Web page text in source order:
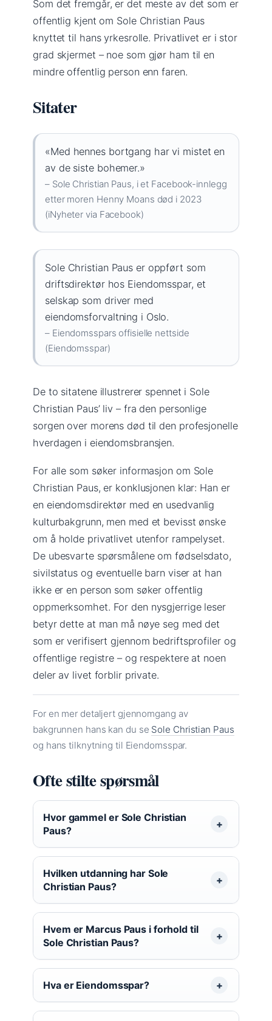
Som det fremgår, er det meste av det som er
offentlig kjent om Sole Christian Paus
knyttet til hans yrkesrolle. Privatlivet er i stor
grad skjermet – noe som gjør ham til en
mindre offentlig person enn faren.
Sitater
«Med hennes bortgang har vi mistet en
av de siste bohemer.»
– Sole Christian Paus, i et Facebook-innlegg
etter moren Henny Moans død i 2023
(iNyheter via Facebook)
Sole Christian Paus er oppført som
driftsdirektør hos Eiendomsspar, et
selskap som driver med
eiendomsforvaltning i Oslo.
– Eiendomsspars offisielle nettside
(Eiendomsspar)
De to sitatene illustrerer spennet i Sole
Christian Paus’ liv – fra den personlige
sorgen over morens død til den profesjonelle
hverdagen i eiendomsbransjen.
For alle som søker informasjon om Sole
Christian Paus, er konklusjonen klar: Han er
en eiendomsdirektør med en usedvanlig
kulturbakgrunn, men med et bevisst ønske
om å holde privatlivet utenfor rampelyset.
De ubesvarte spørsmålene om fødselsdato,
sivilstatus og eventuelle barn viser at han
ikke er en person som søker offentlig
oppmerksomhet. For den nysgjerrige leser
betyr dette at man må nøye seg med det
som er verifisert gjennom bedriftsprofiler og
offentlige registre – og respektere at noen
deler av livet forblir private.
For en mer detaljert gjennomgang av
bakgrunnen hans kan du se Sole Christian Paus
og hans tilknytning til Eiendomsspar.
Ofte stilte spørsmål
Hvor gammel er Sole Christian
Paus?
Hvilken utdanning har Sole
Christian Paus?
Hvem er Marcus Paus i forhold til
Sole Christian Paus?
Hva er Eiendomsspar?